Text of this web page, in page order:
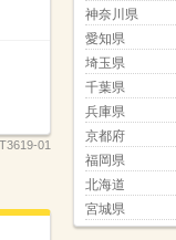
01
神奈川県
愛知県
埼玉県
千葉県
兵庫県
京都府
福岡県
北海道
宮城県